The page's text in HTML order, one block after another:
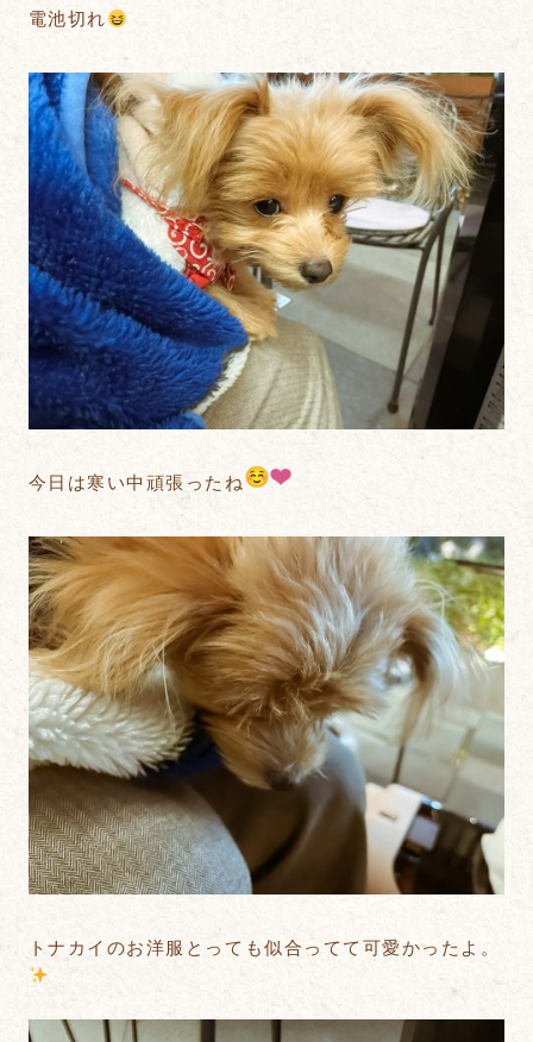
電池切れ
今日は寒い中頑張ったね
トナカイのお洋服とっても似合ってて可愛かったよ。